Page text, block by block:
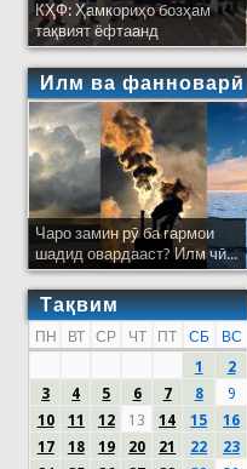
КҲФ: Ҳамкориҳо бозҳам
тақвият ёфтаанд
Илм ва фанноварӣ
Чаро замин рӯ ба гармои
шадид овардааст? Илм чӣ...
Тақвим
ПН ВТ СР ЧТ ПТ СБ
ВС
1
2
3
4 5 6 7 8
9
10
11 12 13 14 15
16
17
18 19 20 21 22
23